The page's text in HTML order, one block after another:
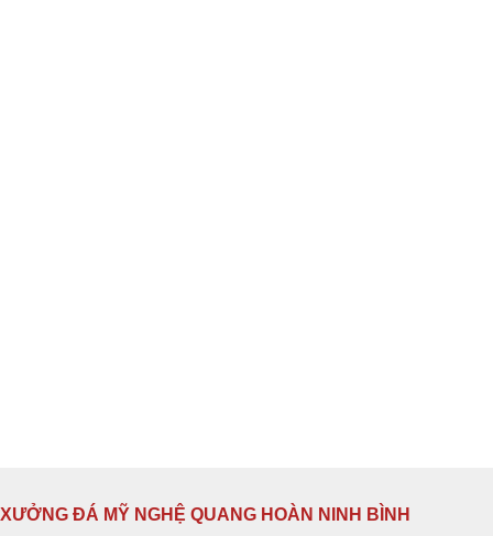
XƯỞNG ĐÁ MỸ NGHỆ QUANG HOÀN NINH BÌNH